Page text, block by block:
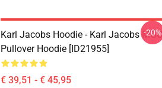
Karl Jacobs Hoodie - Karl Jacobs MGC
Pullover Hoodie [ID21955]
€ 39,51 - € 45,95
-20%